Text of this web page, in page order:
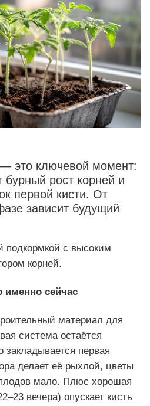
это ключевой момент:
бурный рост корней и
первой кисти. От
зависит будущий
с высоким
корней.
сейчас
материал для
система остаётся
первая
делает её рыхлой, цветы
мало. Плюс хорошая
вечера) опускает кисть